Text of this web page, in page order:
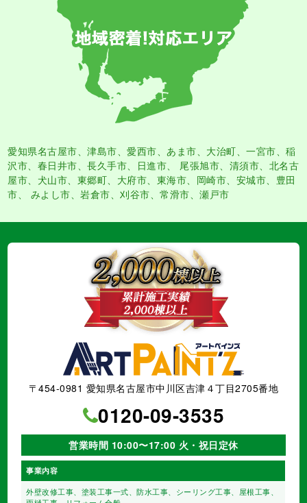
愛知県名古屋市、津島市、愛西市、あま市、大治町、一宮市、稲
沢市、春日井市、長久手市、日進市、 尾張旭市、清須市、北名古
屋市、犬山市、東郷町、大府市、東海市、岡崎市、安城市、豊田
市、 みよし市、岩倉市、刈谷市、常滑市、瀬戸市
〒454-0981 愛知県名古屋市中川区吉津４丁目2705番地
0120-09-3535
営業時間 10:00〜17:00 火・祝日定休
事業内容
外壁改修工事、塗装工事⼀式、防水工事、シーリング工事、 屋根工事、